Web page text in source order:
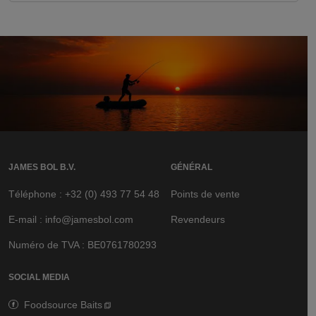
JAMES BOL B.V.
Téléphone : +32 (0) 493 77 54 48
E-mail : info@jamesbol.com
Numéro de TVA : BE0761780293
GÉNÉRAL
Points de vente
Revendeurs
SOCIAL MEDIA
Foodsource Baits